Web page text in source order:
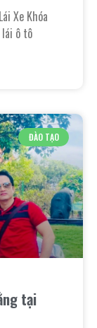
Xe Khóa
lái ô tô
ĐÀO TẠO
tại